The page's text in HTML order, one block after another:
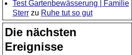
Test Gartenbewässerung | Familie
Sterrzu Ruhe tut so gut
Die nächsten
Ereignisse